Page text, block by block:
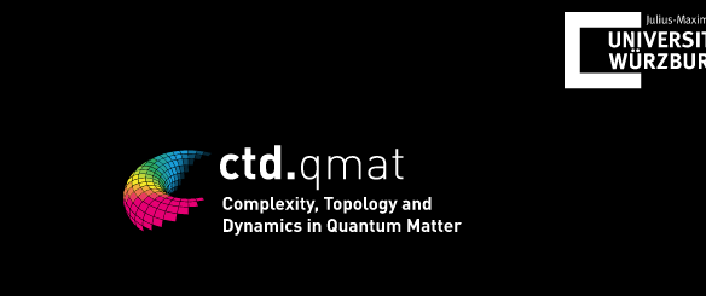
Early Bird Registrierung für internat. Konferenz